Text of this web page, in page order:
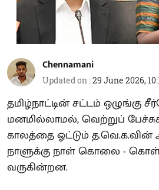
Chennamani
Updated on :29 June 2026,
தமிழ்நாட்டின் சட்டம் ஒழுங்கு
மனமில்லாமல், வெற்றுப்
காலத்தை ஓட்டும் த.வெ.க.வின்
நாளுக்கு நாள் கொலை -
வருகின்றன.